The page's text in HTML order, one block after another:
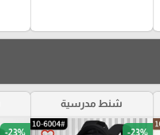
شنط مدرسية
-23%
-23%